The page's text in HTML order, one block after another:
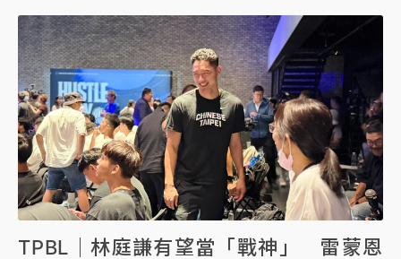
TPBL｜林庭謙有望當「戰神」 雷蒙恩